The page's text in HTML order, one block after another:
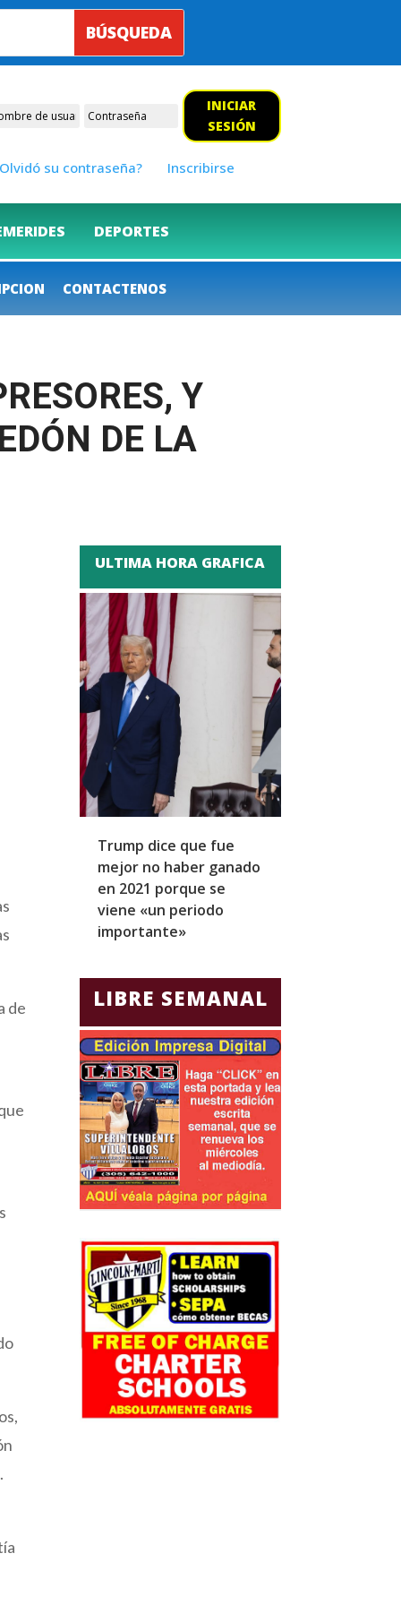
INICIAR
SESIÓN
su contraseña? Inscribirse
DEPORTES
CONTACTENOS
Y
DE LA
de
ULTIMA HORA GRAFICA
Trump dice que fue
mejor no haber ganado
en 2021 porque se
viene «un periodo
importante»
LIBRE SEMANAL